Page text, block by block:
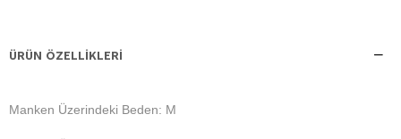
ÜRÜN ÖZELLIKLERI
Manken Üzerindeki Beden: M